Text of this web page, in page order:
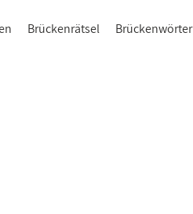
Brückenrätsel Brückenwörter